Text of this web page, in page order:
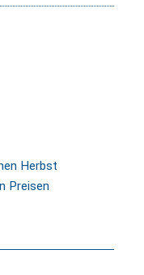
Herbst
Preisen